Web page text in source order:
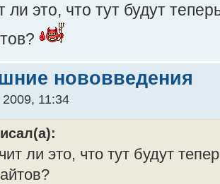
ли это, что тут будут
нововведения
11:34
ли это, что тут будут